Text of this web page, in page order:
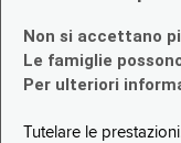
Non si accettano
Le famiglie
Per ulteriori
Tutelare le